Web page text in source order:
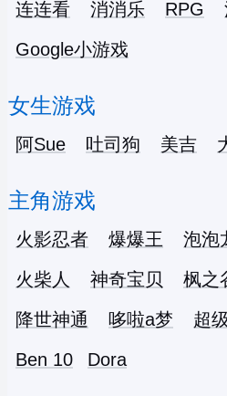
连连看
消消乐 RPG
Google小游戏
女生游戏
阿Sue 吐司狗 美吉
主角游戏
火影忍者 爆爆王 泡泡
火柴人
神奇宝贝 枫之
降世神通
哆啦a梦 超
Ben 10
Dora